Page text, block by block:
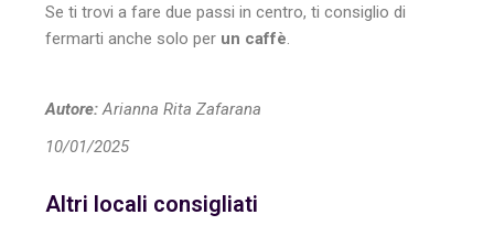
Se ti trovi a fare due passi in centro, ti consiglio di
fermarti anche solo per un caffè
Autore:Arianna Rita Zafarana
10/01/2025
Altri locali consigliati